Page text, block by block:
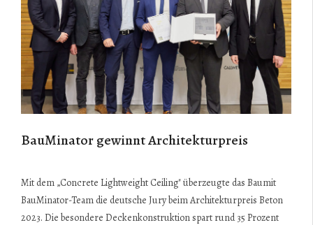
BauMinator gewinnt Architekturpreis
Mit dem „Concrete Lightweight Ceiling" überzeugte das Baumit
BauMinator-Team die deutsche Jury beim Architekturpreis Beton
2023. Die besondere Deckenkonstruktion spart rund 35 Prozent